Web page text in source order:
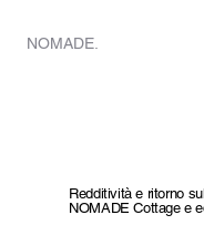
NOMADE.
Redditività e ritorno
NOMADE Cottage e